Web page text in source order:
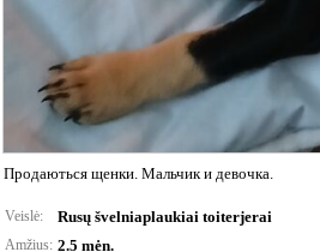
Продаються щенки. Мальчик и девочка.
Veislė: Rusų švelniaplaukiai toiterjerai
Amžius: 2.5 mėn.